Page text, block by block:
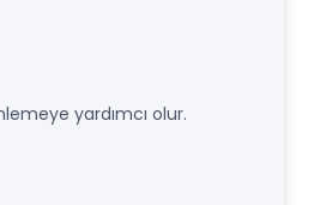
yardımcı olur.